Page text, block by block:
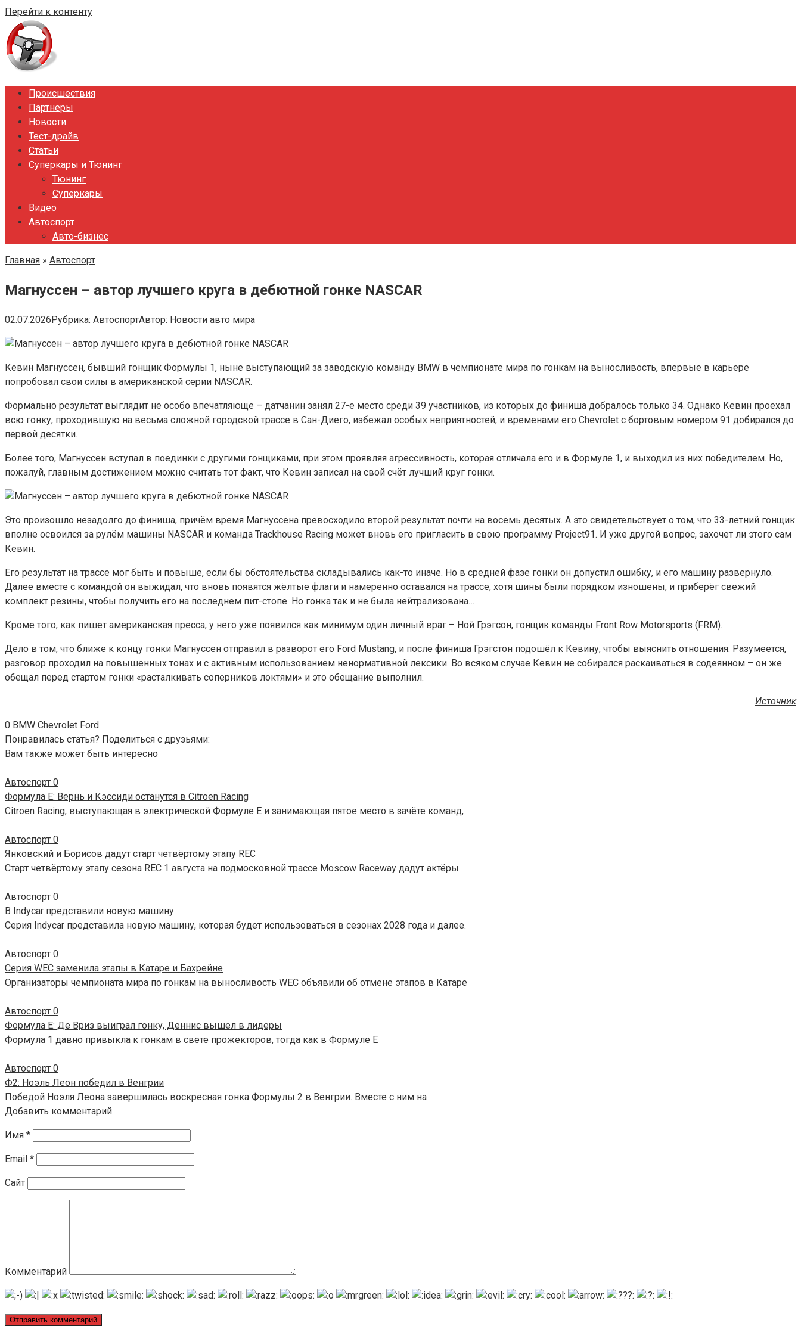
Перейти к контенту
Происшествия
Партнеры
Новости
Тест-драйв
Статьи
Суперкары и Тюнинг
Тюнинг
Суперкары
Видео
Автоспорт
Авто-бизнес
Главная » Автоспорт
Магнуссен – автор лучшего круга в дебютной гонке NASCAR
02.07.2026Рубрика: АвтоспортАвтор: Новости авто мира
Кевин Магнуссен, бывший гонщик Формулы 1, ныне выступающий за заводскую команду BMW в чемпионате мира по гонкам на выносливость, впервые в карьере
попробовал свои силы в американской серии NASCAR.
Формально результат выглядит не особо впечатляюще – датчанин занял 27-е место среди 39 участников, из которых до финиша добралось только 34. Однако Кевин проехал
всю гонку, проходившую на весьма сложной городской трассе в Сан-Диего, избежал особых неприятностей, и временами его Chevrolet с бортовым номером 91 добирался до
первой десятки.
Более того, Магнуссен вступал в поединки с другими гонщиками, при этом проявляя агрессивность, которая отличала его и в Формуле 1, и выходил из них победителем. Но,
пожалуй, главным достижением можно считать тот факт, что Кевин записал на свой счёт лучший круг гонки.
Это произошло незадолго до финиша, причём время Магнуссена превосходило второй результат почти на восемь десятых. А это свидетельствует о том, что 33-летний гонщик
вполне освоился за рулём машины NASCAR и команда Trackhouse Racing может вновь его пригласить в свою программу Project91. И уже другой вопрос, захочет ли этого сам
Кевин.
Его результат на трассе мог быть и повыше, если бы обстоятельства складывались как-то иначе. Но в средней фазе гонки он допустил ошибку, и его машину развернуло.
Далее вместе с командой он выжидал, что вновь появятся жёлтые флаги и намеренно оставался на трассе, хотя шины были порядком изношены, и приберёг свежий
комплект резины, чтобы получить его на последнем пит-стопе. Но гонка так и не была нейтрализована…
Кроме того, как пишет американская пресса, у него уже появился как минимум один личный враг – Ной Грэгсон, гонщик команды Front Row Motorsports (FRM).
Дело в том, что ближе к концу гонки Магнуссен отправил в разворот его Ford Mustang, и после финиша Грэгстон подошёл к Кевину, чтобы выяснить отношения. Разумеется,
разговор проходил на повышенных тонах и с активным использованием ненормативной лексики. Во всяком случае Кевин не собирался раскаиваться в содеянном – он же
обещал перед стартом гонки «расталкивать соперников локтями» и это обещание выполнил.
Источник
0 BMW Chevrolet Ford
Понравилась статья? Поделиться с друзьями:
Вам также может быть интересно
Автоспорт 0
Формула Е: Вернь и Кэссиди останутся в Citroen Racing
Citroen Racing, выступающая в электрической Формуле Е и занимающая пятое место в зачёте команд,
Автоспорт 0
Янковский и Борисов дадут старт четвёртому этапу REC
Старт четвёртому этапу сезона REC 1 августа на подмосковной трассе Moscow Raceway дадут актёры
Автоспорт 0
В Indycar представили новую машину
Серия Indycar представила новую машину, которая будет использоваться в сезонах 2028 года и далее.
Автоспорт 0
Серия WEC заменила этапы в Катаре и Бахрейне
Организаторы чемпионата мира по гонкам на выносливость WEC объявили об отмене этапов в Катаре
Автоспорт 0
Формула E: Де Вриз выиграл гонку, Деннис вышел в лидеры
Формула 1 давно привыкла к гонкам в свете прожекторов, тогда как в Формуле E
Автоспорт 0
Ф2: Ноэль Леон победил в Венгрии
Победой Ноэля Леона завершилась воскресная гонка Формулы 2 в Венгрии. Вместе с ним на
Добавить комментарий
Имя *
Email *
Сайт
Комментарий